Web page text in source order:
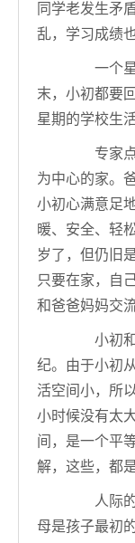
同学老发生矛
乱，学习成绩
一个星
末，小初都要
星期的学校生活
专家点
为中心的家。
小初心满意足
暖、安全、轻
岁了，但仍旧
只要在家，自
和爸爸妈妈交流
小初和
纪。由于小初
活空间小，所
小时候没有太
间，是一个平
解，这些，都
人际的
母是孩子最初